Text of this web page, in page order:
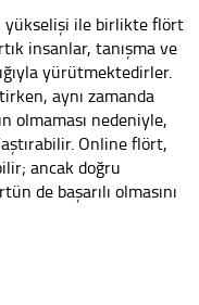
yükselişi ile birlikte flört
insanlar, tanışma ve
yürütmektedirler.
aynı zamanda
olmaması nedeniyle,
Online flört,
ancak doğru
de başarılı olmasını